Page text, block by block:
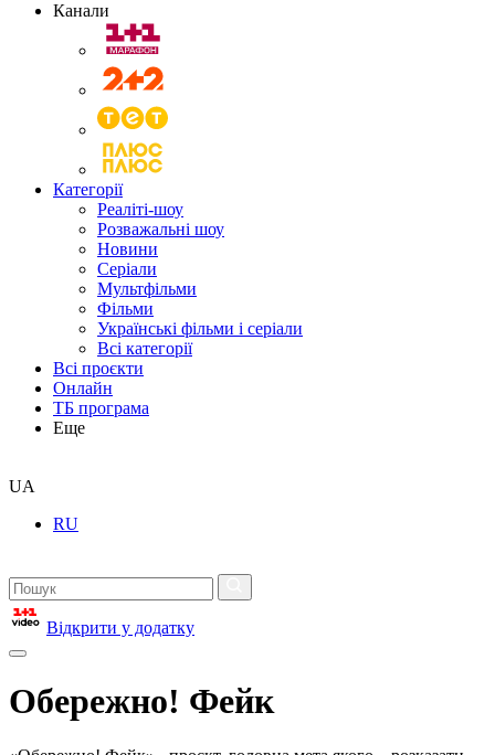
Канали
Категорії
Реаліті-шоу
Розважальні шоу
Новини
Серіали
Мультфільми
Фільми
Українські фільми і серіали
Всі категорії
Всі проєкти
Онлайн
ТБ програма
Еще
UA
RU
Відкрити у додатку
Обережно! Фейк